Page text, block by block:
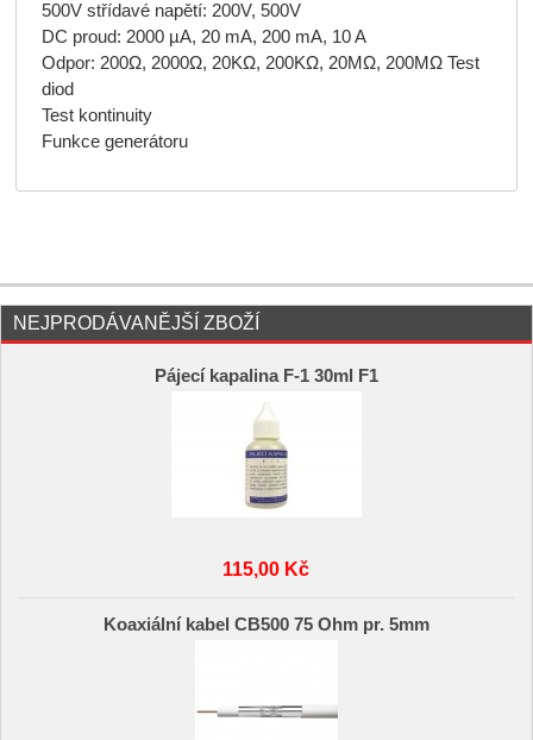
500V střídavé napětí: 200V, 500V
DC proud: 2000 µA, 20 mA, 200 mA, 10 A
Odpor: 200Ω, 2000Ω, 20KΩ, 200KΩ, 20MΩ, 200MΩ Test
diod
Test kontinuity
Funkce generátoru
NEJPRODÁVANĚJŠÍ ZBOŽÍ
Pájecí kapalina F-1 30ml F1
115,00 Kč
Koaxiální kabel CB500 75 Ohm pr. 5mm